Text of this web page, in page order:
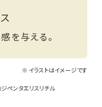
を与える。
※ イラストはイメージです
ペンタエリスリチル